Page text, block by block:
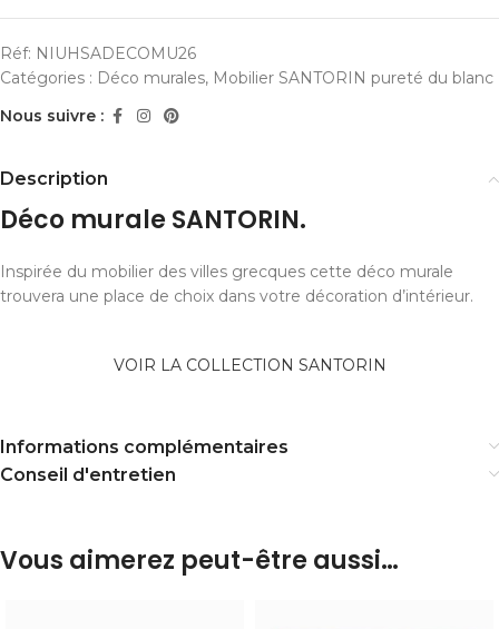
Réf: NIUHSADECOMU26
Catégories : Déco murales, Mobilier SANTORIN pureté du blanc
Nous suivre :
Description
Déco murale SANTORIN.
Inspirée du mobilier des villes grecques cette déco murale
trouvera une place de choix dans votre décoration d’intérieur.
VOIR LA COLLECTION SANTORIN
Informations complémentaires
Conseil d'entretien
Vous aimerez peut-être aussi…